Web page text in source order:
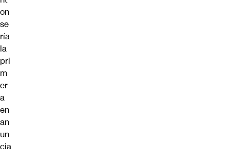
on
se
ría
la
pri
m
er
a
en
an
un
cia